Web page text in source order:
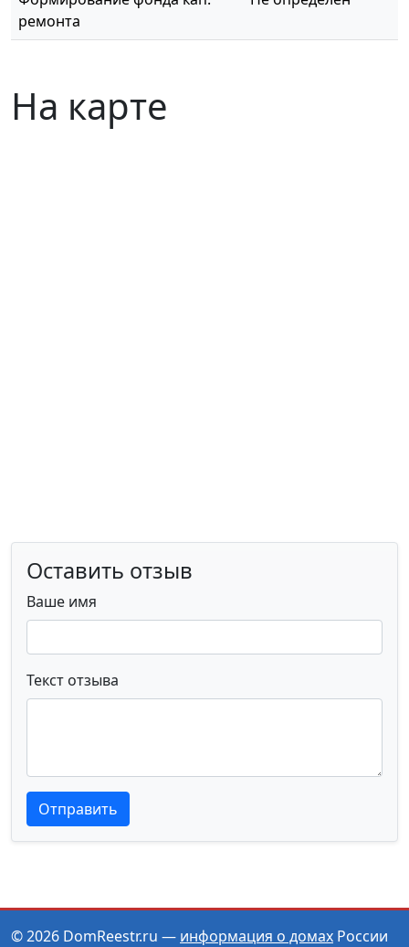
ремонта
На карте
Оставить отзыв
Ваше имя
Текст отзыва
Текст отзыва
Текст отзыва
Отправить
© 2026 DomReestr.ru — информация о домах России